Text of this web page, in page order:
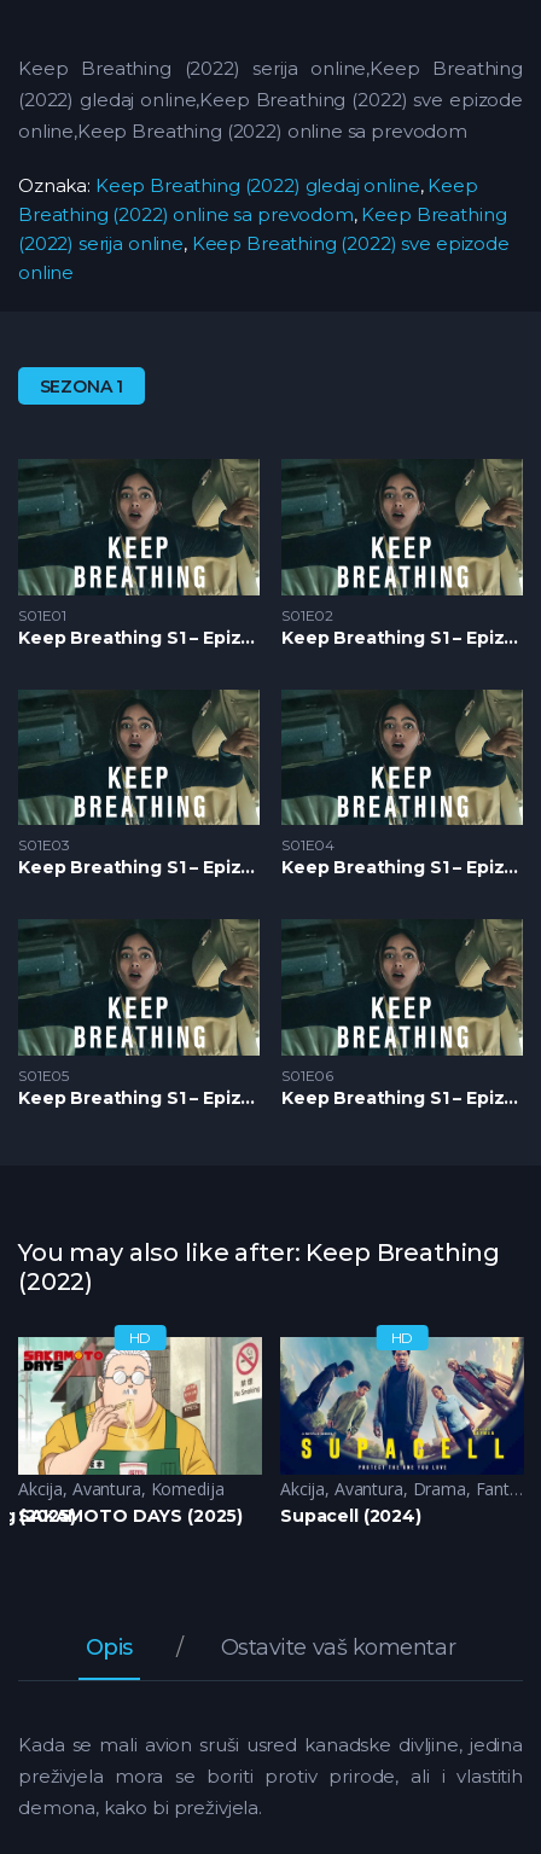
Keep Breathing (2022) serija online,Keep Breathing
(2022) gledaj online,Keep Breathing (2022) sve epizode
online,Keep Breathing (2022) online sa prevodom
Oznaka: Keep Breathing (2022) gledaj online, Keep
Breathing (2022) online sa prevodom, Keep Breathing
(2022) serija online, Keep Breathing (2022) sve epizode
online
SEZONA 1
S01E01
Keep Breathing S1 – Epizoda 01
S01E02
Keep Breathing S1 – Epizoda 02
S01E03
Keep Breathing S1 – Epizoda 03
S01E04
Keep Breathing S1 – Epizoda 04
S01E05
Keep Breathing S1 – Epizoda 05
S01E06
Keep Breathing S1 – Epizoda 06
You may also like after: Keep Breathing
(2022)
(2025)
HD
Akcija, Avantura, Komedija
SAKAMOTO DAYS (2025)
HD
Akcija, Avantura, Drama, Fantazija
Supacell (2024)
Opis Ostavite vaš komentar
Kada se mali avion sruši usred kanadske divljine, jedina
preživjela mora se boriti protiv prirode, ali i vlastitih
demona, kako bi preživjela.